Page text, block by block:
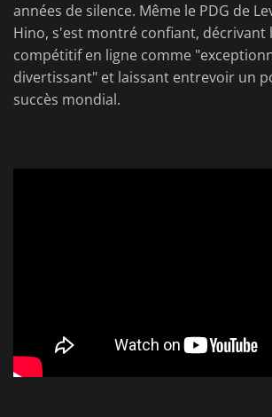
années de silence. Même le PDG de
Hino, s'est montré confiant, décrivant
compétitif en ligne comme
divertissant" et laissant entrevoir un
succès mondial.